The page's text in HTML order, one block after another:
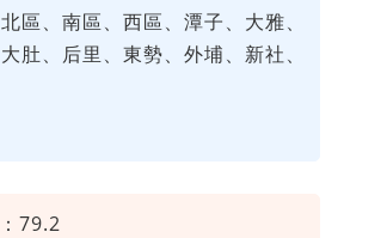
區、南區、西區、潭子、大雅、
肚、后里、東勢、外埔、新社、
79.2